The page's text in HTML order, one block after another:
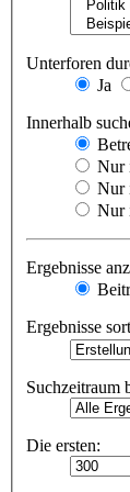
Unterforen
Ja
Innerhalb
Nur
Nur
Nur
Ergebnisse
Ergebnisse
Suchzeitraum
Die ersten: